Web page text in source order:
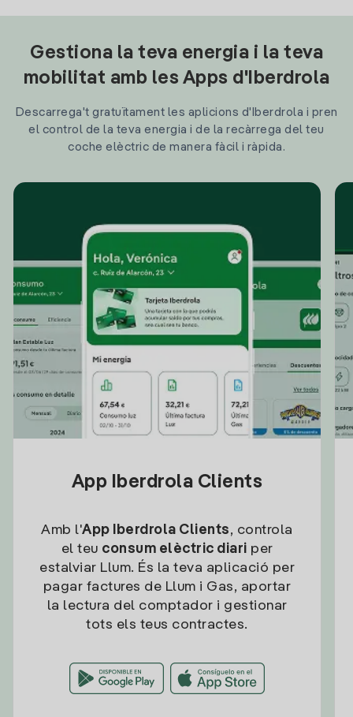
Gestiona la teva energia i la teva
mobilitat amb les Apps d'Iberdrola
Descarrega't gratuïtament les aplicions d'Iberdrola i pren
el control de la teva energia i de la recàrrega del teu
coche elèctric de manera fàcil i ràpida.
App Iberdrola Clients
Amb l'App Iberdrola Clients, controla
el teu consum elèctric diari per
estalviar Llum. És la teva aplicació per
pagar factures de Llum i Gas, aportar
la lectura del comptador i gestionar
tots els teus contractes.